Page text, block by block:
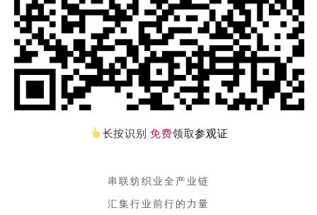
长按识别免费领取参观证
串联纺织业全产业链
汇集行业前行的力量